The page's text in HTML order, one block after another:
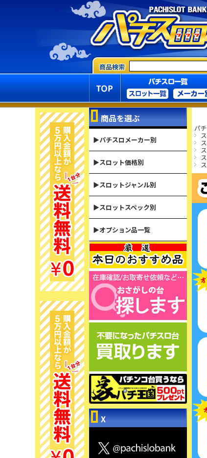
パ
商品を選ぶ
▶パチスロメーカー別
▶スロット価格別
▶スロットジャンル別
▶スロットスペック別
▶オプション品一覧
X